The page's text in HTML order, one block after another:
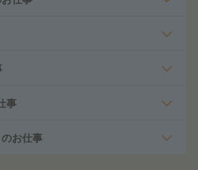
事
お仕事